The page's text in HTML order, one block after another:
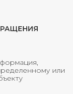
или